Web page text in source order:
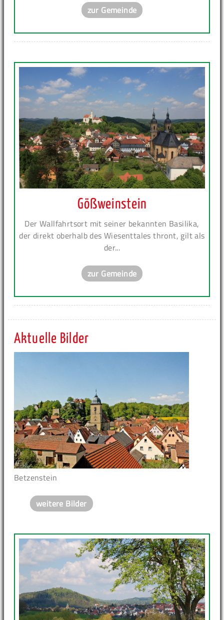
zur Gemeinde
Gößweinstein
Der Wallfahrtsort mit seiner bekannten Basilika,
der direkt oberhalb des Wiesenttales thront, gilt als
der...
zur Gemeinde
Aktuelle Bilder
Betzenstein
weitere Bilder